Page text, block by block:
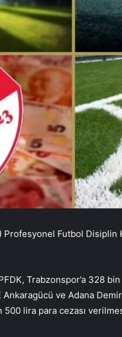
Futbol Disiplin
Trabzonspor’a 328
ve Adana
lira para cezası